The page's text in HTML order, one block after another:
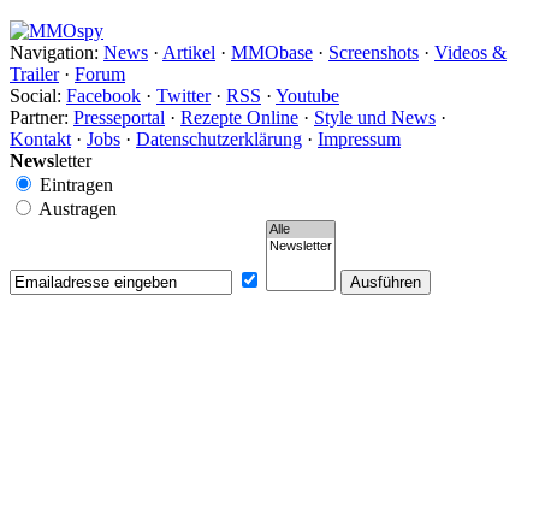
Navigation: News · Artikel · MMObase · Screenshots · Videos &
Trailer· Forum
Social: Facebook · Twitter· RSS · Youtube
Partner: Presseportal · Rezepte Online · Style und News ·
Kontakt · Jobs · Datenschutzerklärung · Impressum
Newsletter
Eintragen
Austragen